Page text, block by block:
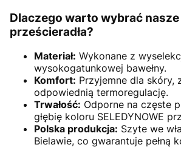
Dlaczego warto wybrać nasze
prześcieradła?
Materiał: Wykonane z
wysokogatunkowej bawełny.
Komfort: Przyjemne dla skóry,
odpowiednią termoregulację.
Trwałość: Odporne na częste
głębię koloru SELEDYNOWE
Polska produkcja: Szyte we
Bielawie, co gwarantuje pełną